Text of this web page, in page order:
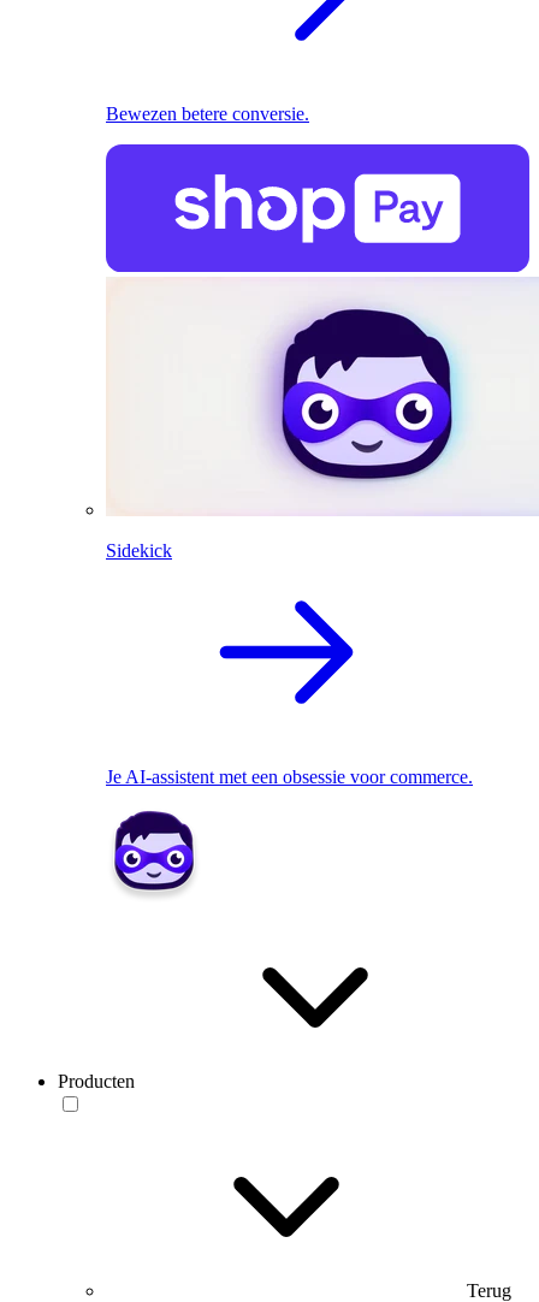
Bewezen betere conversie.
Sidekick
Je AI-assistent met een obsessie voor commerce.
Producten
Terug